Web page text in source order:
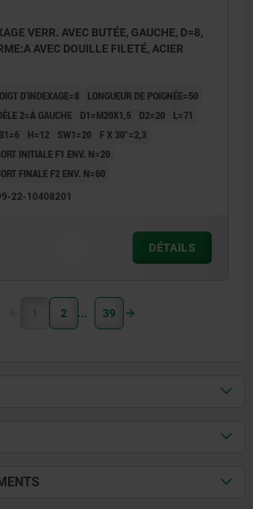
VERR. AVEC BUTÉE, GAUCHE, D=8,
AVEC DOUILLE FILETÉ, ACIER
D'INDEXAGE=8
LONGUEUR DE POIGNÉE=50
2=À GAUCHE D1=M20X1,5 D2=20
L=71
B1=6 H=12 SW1=20
F X 30°=2,3
INITIALE F1 ENV. N=20
FINALE F2 ENV. N=60
22-10408201
DÉTAILS
1 2 39